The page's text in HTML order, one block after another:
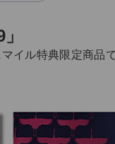
イル特典限定商品で